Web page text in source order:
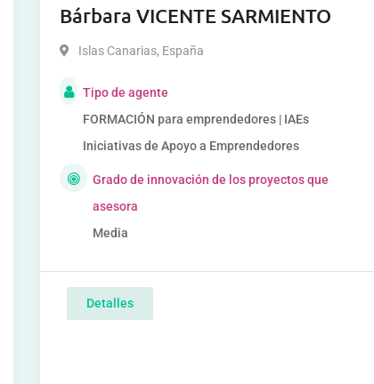
Bárbara VICENTE SARMIENTO
Islas Canarias, España
Tipo de agente
FORMACIÓN para emprendedores | IAEs
Iniciativas de Apoyo a Emprendedores
Grado de innovación de los proyectos que
asesora
Media
Detalles